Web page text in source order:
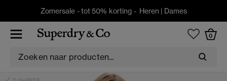
Zomersale - tot 50% korting - Heren | Dames
0